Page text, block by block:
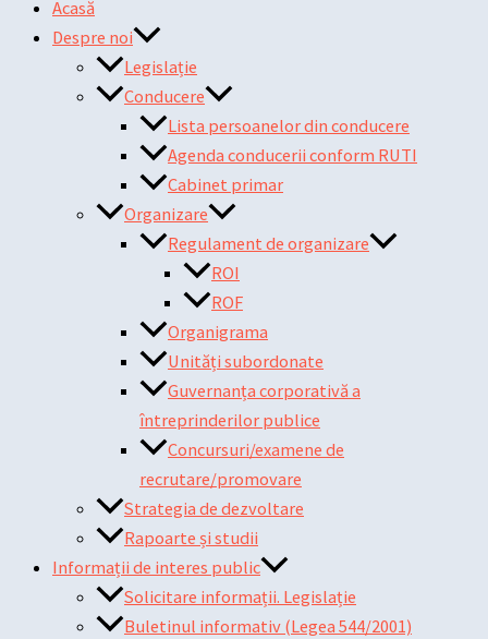
Acasă
Despre noi
Legislație
Conducere
Lista persoanelor din conducere
Agenda conducerii conform RUTI
Cabinet primar
Organizare
Regulament de organizare
ROI
ROF
Organigrama
Unități subordonate
Guvernanța corporativă a
întreprinderilor publice
Concursuri/examene de
recrutare/promovare
Strategia de dezvoltare
Rapoarte și studii
Informații de interes public
Solicitare informații. Legislație
Buletinul informativ (Legea 544/2001)